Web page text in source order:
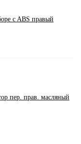
c ABS правый
пер. прав. масляный